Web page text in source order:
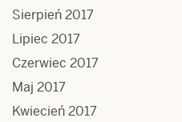
Sierpień 2017
Lipiec 2017
Czerwiec 2017
Maj 2017
Kwiecień 2017